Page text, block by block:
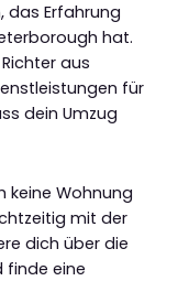
das Erfahrung
hat.
aus
für
dein Umzug
keine Wohnung
mit der
dich über die
finde eine